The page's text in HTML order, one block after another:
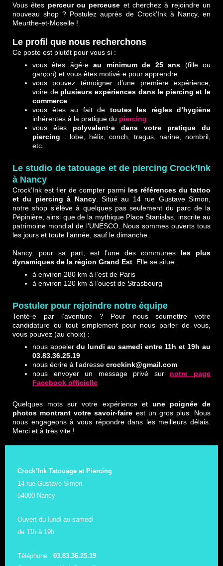
Vous êtes perceur ou perceuse et cherchez à rejoindre un
nouveau shop ? Postulez auprès de Crock’Ink à Nancy, en
Meurthe-et-Moselle !
Le profil que nous recherchons
Ce poste est plutôt pour vous si :
vous êtes âgé·eau minimum de 25 ans (fille ou
garçon) et vous êtes motivé·e pour apprendre
vous pouvez témoigner d’une première expérience,
voire de plusieurs expériences dans le piercing et le
commerce
vous êtes au fait de toutes les règles d’hygiène
inhérentes à la pratique du piercing
vous êtes polyvalent·e dans votre pratique du
piercing : lobe, hélix, conch, tragus, narine, nombril,
etc.
Le studio de tatouage et de piercing Crock’Ink
à Nancy
Crock’Ink est fier de compter parmi les références du tattoo
et du piercing à Nancy. Situé au 14 rue Gustave Simon,
notre shop s’élève à quelques pas seulement du parc de la
Pépinière, ainsi que de la mythique Place Stanislas, inscrite au
patrimoine mondial de l’UNESCO. Nous sommes ouverts tous
les jours et toute l’année, sauf le dimanche.
Nancy, pour sa part, est l’une des communes les plus
dynamiques de la région Grand Est . Elle se situe :
à environ 280 km à l’est de Paris
à environ 120 km à l’ouest de Strasbourg
Postuler pour rejoindre notre équipe
Tenté·e par l’aventure ? Pour nous soumettre votre
candidature ou tout simplement pour nous parler de vous,
vous pouvez (au choix) :
nous appelerdu lundi au samedi entre 11h et 19h au
03.83.36.25.19
nous écrire à l’adresse crockink@gmail.com
nous envoyer un message privé sur notre page
Facebook officielle
Quelques mots sur votre expérience et une poignée de
photos montrant votre savoir-faire est un gros plus. Nous
nous engageons à vous répondre dans les meilleurs délais.
Merci et à très vite !
Crock’Ink Tatouage et Piercing
14 rue Gustave Simon
54000 Nancy
Ouvert du lundi au samedi
de 11h à 19h
Téléphone : 03.83.36.25.19